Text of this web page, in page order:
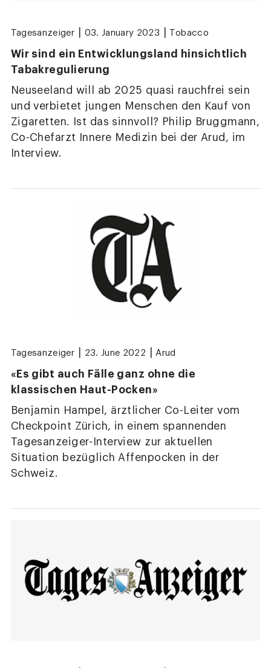
Tagesanzeiger 03. January 2023 Tobacco
Wir sind ein Entwicklungsland hinsichtlich
Tabakregulierung
Neuseeland will ab 2025 quasi rauchfrei sein
und verbietet jungen Menschen den Kauf von
Zigaretten. Ist das sinnvoll? Philip Bruggmann,
Co-Chefarzt Innere Medizin bei der Arud, im
Interview.
Tagesanzeiger 23. June 2022 Arud
«Es gibt auch Fälle ganz ohne die
klassischen Haut-Pocken»
Benjamin Hampel, ärztlicher Co-Leiter vom
Checkpoint Zürich, in einem spannenden
Tagesanzeiger-Interview zur aktuellen
Situation bezüglich Affenpocken in der
Schweiz.